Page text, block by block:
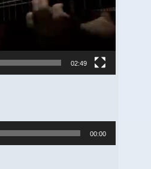
02:49
00:00